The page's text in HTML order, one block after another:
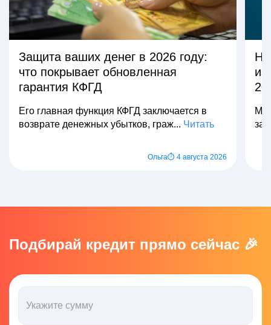
Защита ваших денег в 2026 году:
что покрывает обновленная
гарантия КФГД
Его главная функция КФГД заключается в
возврате денежных убытков, граж... Читать
Ольга⏱ 4 августа 2026
Подбирай кредит прямо сейчас 🎉
Укажите сумму